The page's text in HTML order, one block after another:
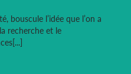
bouscule l’idée que l’on a
recherche et le